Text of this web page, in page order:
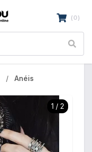
(0)
Anéis
1 / 2